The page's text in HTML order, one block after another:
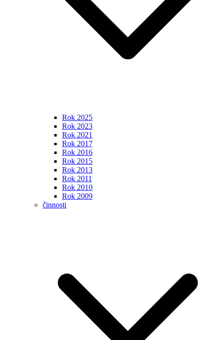
Rok 2025
Rok 2023
Rok 2021
Rok 2017
Rok 2016
Rok 2015
Rok 2013
Rok 2011
Rok 2010
Rok 2009
činnosti